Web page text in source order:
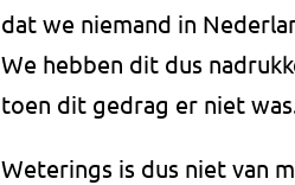
dat we niemand in
We hebben dit dus
toen dit gedrag er niet
Weterings is dus niet van